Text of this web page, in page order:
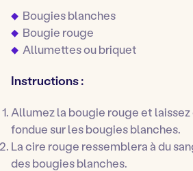
Bougies blanches
Bougie rouge
Allumettes ou briquet
Instructions :
Allumez la bougie rouge et
fondue sur les bougies blanches.
La cire rouge ressemblera à du
des bougies blanches.